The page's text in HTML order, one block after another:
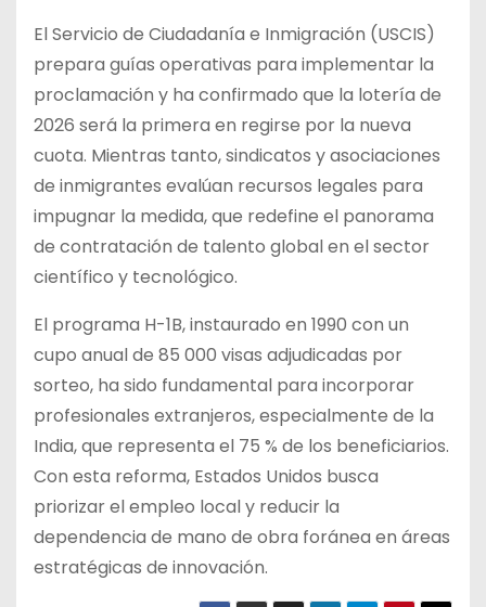
El Servicio de Ciudadanía e Inmigración (USCIS)
prepara guías operativas para implementar la
proclamación y ha confirmado que la lotería de
2026 será la primera en regirse por la nueva
cuota. Mientras tanto, sindicatos y asociaciones
de inmigrantes evalúan recursos legales para
impugnar la medida, que redefine el panorama
de contratación de talento global en el sector
científico y tecnológico.
El programa H-1B, instaurado en 1990 con un
cupo anual de 85 000 visas adjudicadas por
sorteo, ha sido fundamental para incorporar
profesionales extranjeros, especialmente de la
India, que representa el 75 % de los beneficiarios.
Con esta reforma, Estados Unidos busca
priorizar el empleo local y reducir la
dependencia de mano de obra foránea en áreas
estratégicas de innovación.